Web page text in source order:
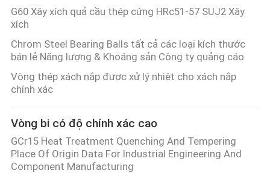
VỀ
CHÚNG
TÔI
THAM
QUAN
NHÀ
MÁY
G60 Xây xích quả cầu thép cứng HRc51-57 SUJ2 Xây
xích
Chrom Steel Bearing Balls tất cả các loại kích thước
bán lẻ Năng lượng & Khoáng sản Công ty quảng cáo
Vòng thép xách nắp được xử lý nhiệt cho xách nắp
chính xác
Vòng bi có độ chính xác cao
GCr15 Heat Treatment Quenching And Tempering
Place Of Origin Data For Industrial Engineering And
Component Manufacturing